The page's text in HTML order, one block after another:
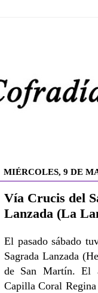
MIÉRCOLES, 9 DE
Vía Crucis del
Lanzada (La
El pasado sábado
Sagrada Lanzada
de San Martín. El
Capilla Coral